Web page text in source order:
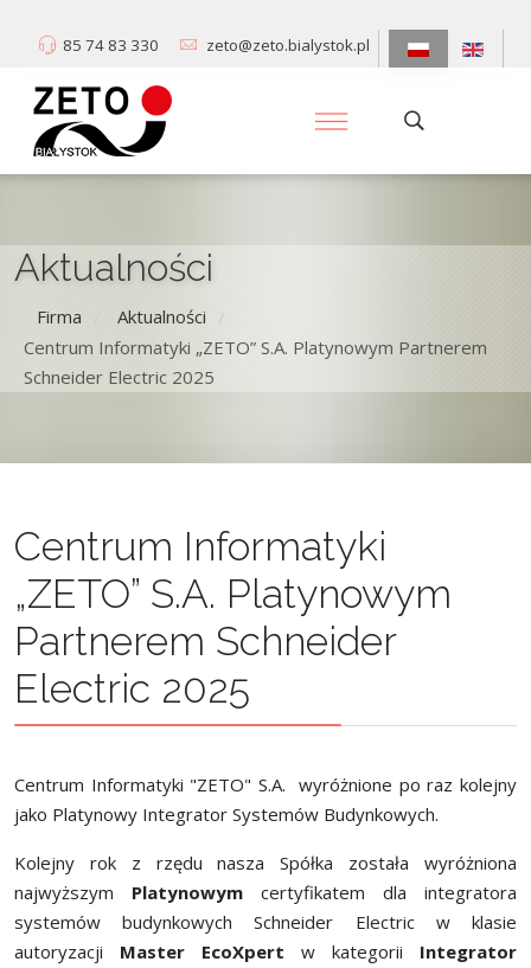
85 74 83 330 zeto@zeto.bialystok.pl
Aktualności
Firma Aktualności /
Centrum Informatyki „ZETO” S.A. Platynowym Partnerem
Schneider Electric 2025
Centrum Informatyki
„ZETO” S.A. Platynowym
Partnerem Schneider
Electric 2025
Centrum Informatyki "ZETO" S.A. wyróżnione po raz kolejny
jako Platynowy Integrator Systemów Budynkowych.
Kolejny rok z rzędu nasza Spółka została wyróżniona
najwyższym Platynowym certyfikatem dla integratora
systemów budynkowych Schneider Electric w klasie
autoryzacji Master EcoXpert w kategorii Integrator